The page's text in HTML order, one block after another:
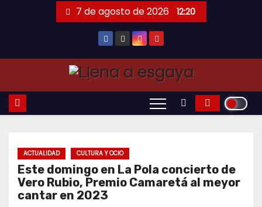
7 de agosto de 2026 12:20
ACTUALIDAD CULTURA Y OCIO
Este domingo en La Pola concierto de
Vero Rubio, Premio Camaretá al meyor
cantar en 2023